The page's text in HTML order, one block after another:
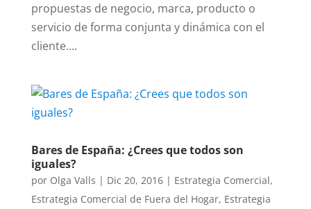
propuestas de negocio, marca, producto o
servicio de forma conjunta y dinámica con el
cliente....
Bares de España: ¿Crees que todos son
iguales?
por Olga Valls | Dic 20, 2016| Estrategia Comercial,
Estrategia Comercial de Fuera del Hogar, Estrategia